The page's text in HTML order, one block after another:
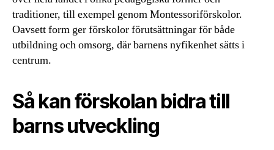
traditioner, till exempel genom Montessoriförskolor.
Oavsett form ger förskolor förutsättningar för både
utbildning och omsorg, där barnens nyfikenhet sätts i
centrum.
Så kan förskolan bidra till
barns utveckling